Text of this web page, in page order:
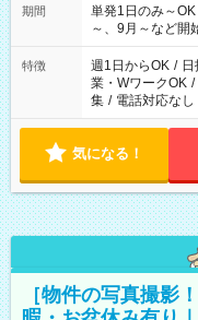
16:00～19:00 【夜勤】 ・17:00～21:00 ・18:00～23:00 ・
21:00～翌6:00
期間
単発1日のみ～
～、9月～など開
特徴 週1日からOK /
業・WワークOK /
集 / 電話対応なし
気になる！
［物件の写真撮影